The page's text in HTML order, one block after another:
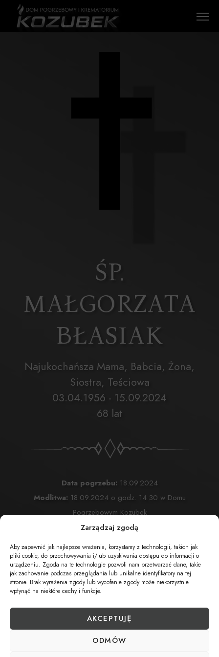
Zarządzaj zgodą
Aby zapewnić jak najlepsze wrażenia, korzystamy z technologii, takich jak
pliki cookie, do przechowywania i/lub uzyskiwania dostępu do informacji o
urządzeniu. Zgoda na te technologie pozwoli nam przetwarzać dane, takie
jak zachowanie podczas przeglądania lub unikalne identyfikatory na tej
stronie. Brak wyrażenia zgody lub wycofanie zgody może niekorzystnie
wpłynąć na niektóre cechy i funkcje.
AKCEPTUJĘ
ODMÓW
ŚP.
MAŁGORZATA
BŁASIAK
Najukochańsza Mama, Babcia, Żona,
Siostra, Teściowa
03.04.1956 - 15.09.2024
68 lat
Data pogrzebu: 18.09.2024
Modlitwa: 18.09.2024 o godz. 14:30 w Domu
Pogrzebowym Kozubek
Żywiec, Komonieckiego 25
Msza Święta:
18.09.2024 o godz. 15:00 Kościół
Przemienienia Pańskiego w Żywcu
Żywiec, ul. Komonieckiego 26
Wyprowadzenie do grobu o godz.16:00
Żywiec, ul. Komonieckiego 26